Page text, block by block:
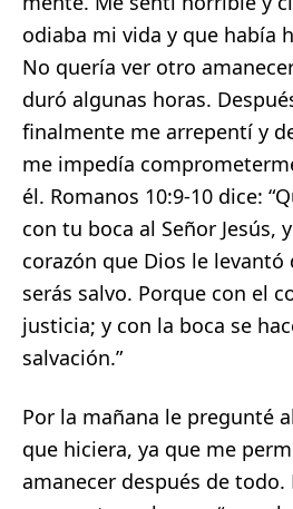
odiaba mi vida y que había
No quería ver otro
duró algunas horas.
finalmente me arrepentí y
me impedía
él. Romanos 10:9-10 dice:
con tu boca al Señor Jesús,
corazón que Dios le
serás salvo. Porque con el
justicia; y con la boca se
salvación.”
Por la mañana le pregunté
que hiciera, ya que me
amanecer después de todo.